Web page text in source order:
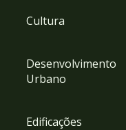
Cultura
Desenvolvimento
Urbano
Edificações